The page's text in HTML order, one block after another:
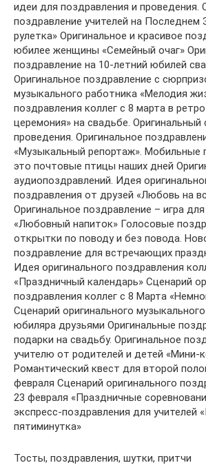
идеи для поздравления и проведения.
поздравление учителей на Последнем
рулетка» Оригинальное и красивое
юбилее женщины «Семейный очаг»
поздравление на 10-летний юбилей
Оригинальное поздравление с
музыкального работника «Мелодия
поздравления коллег с 8 марта в
церемония» на свадьбе. Оригинальный
проведения. Оригинальное
«Музыкальный репортаж». Мобильные
это почтовые птицы наших дней
аудиопоздравлений. Идея
поздравления от друзей «Любовь на
Оригинальное поздравление – игра
«Любовный напиток» Голосовые
открытки по поводу и без повода.
поздравление для встречающих
Идея оригинального поздравления
«Праздничный календарь» Сценарий
поздравления коллег с 8 Марта
Сценарий оригинального
юбиляра друзьями Оригинальные
подарки на свадьбу. Оригинальное
учителю от родителей и детей «Мини-
Романтический квест для второй
февраля Сценарий оригинального
23 февраля «Праздничные
экспресс-поздравления для учителей
пятиминутка»
Тосты, поздравления, шутки, притчи